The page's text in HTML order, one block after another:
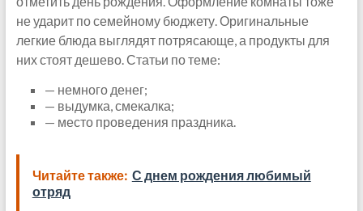
не ударит по семейному бюджету. Оригинальные
легкие блюда выглядят потрясающе, а продукты для
них стоят дешево. Статьи по теме:
— немного денег;
— выдумка, смекалка;
— место проведения праздника.
Читайте также: С днем рождения любимый
отряд